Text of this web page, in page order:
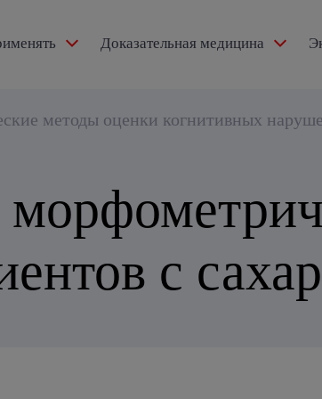
Доказательная медицина
методы оценки когнитивных
с